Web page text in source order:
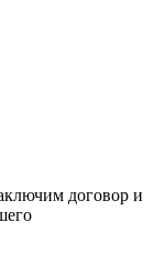
договор и